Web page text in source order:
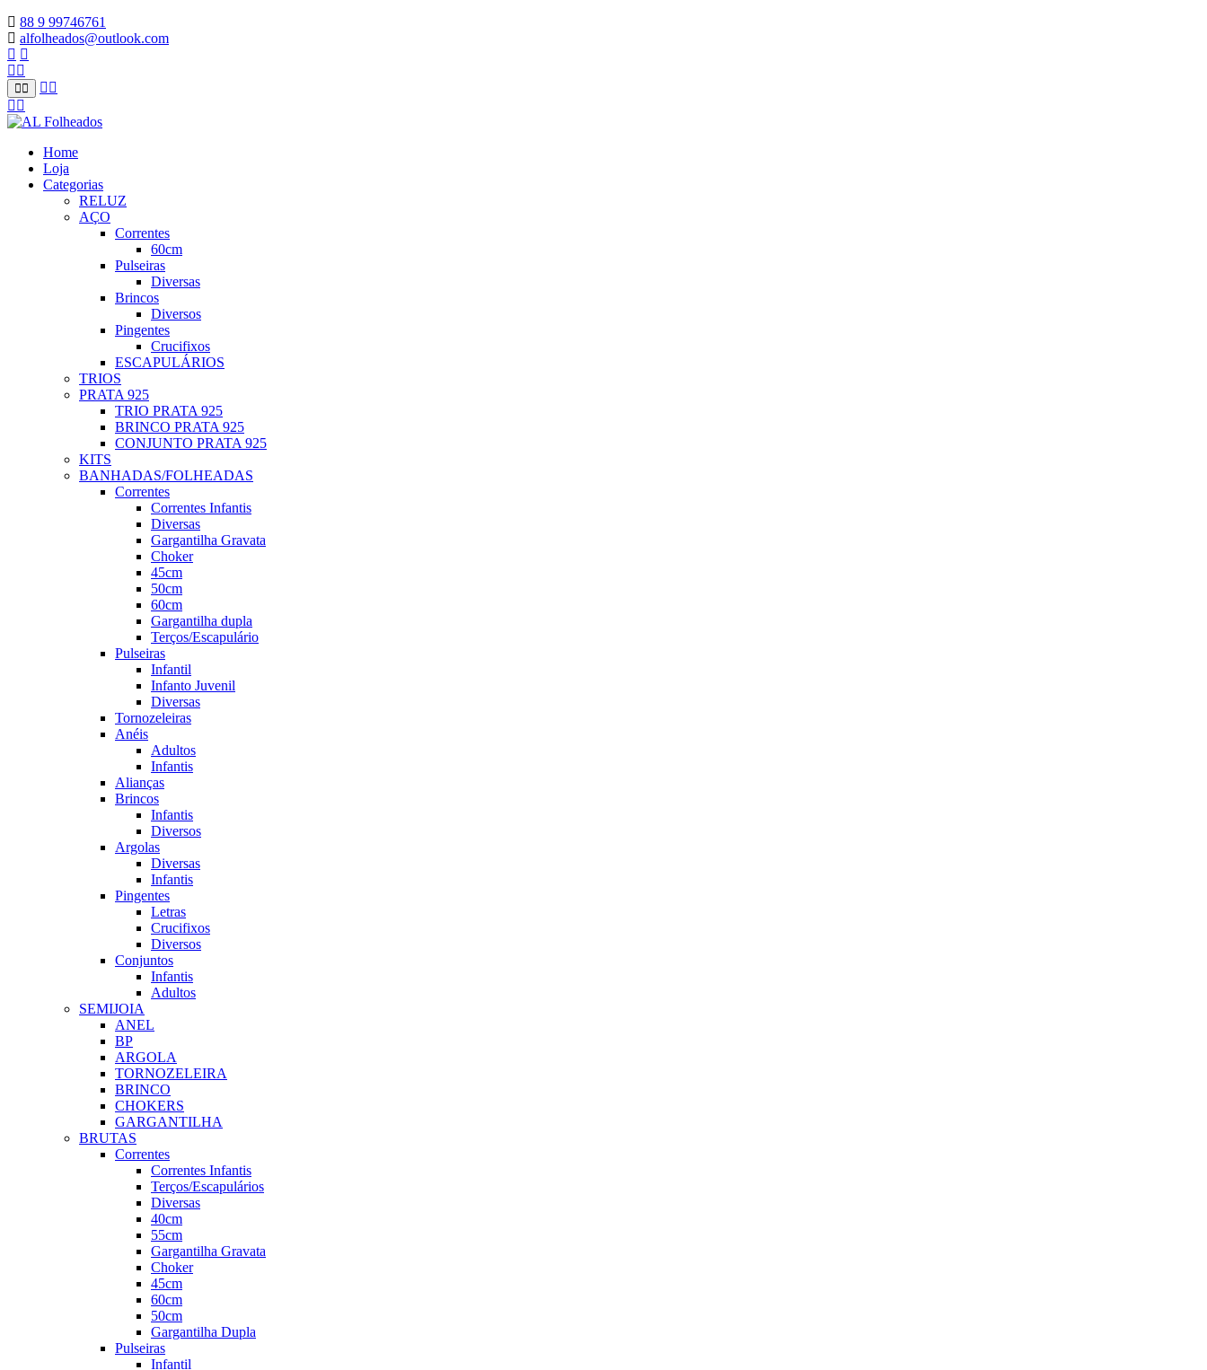
88 9 99746761
alfolheados@outlook.com
Home
Loja
Categorias
RELUZ
AÇO
Correntes
60cm
Pulseiras
Diversas
Brincos
Diversos
Pingentes
Crucifixos
ESCAPULÁRIOS
TRIOS
PRATA 925
TRIO PRATA 925
BRINCO PRATA 925
CONJUNTO PRATA 925
KITS
BANHADAS/FOLHEADAS
Correntes
Correntes Infantis
Diversas
Gargantilha Gravata
Choker
45cm
50cm
60cm
Gargantilha dupla
Terços/Escapulário
Pulseiras
Infantil
Infanto Juvenil
Diversas
Tornozeleiras
Anéis
Adultos
Infantis
Alianças
Brincos
Infantis
Diversos
Argolas
Diversas
Infantis
Pingentes
Letras
Crucifixos
Diversos
Conjuntos
Infantis
Adultos
SEMIJOIA
ANEL
BP
ARGOLA
TORNOZELEIRA
BRINCO
CHOKERS
GARGANTILHA
BRUTAS
Correntes
Correntes Infantis
Terços/Escapulários
Diversas
40cm
55cm
Gargantilha Gravata
Choker
45cm
60cm
50cm
Gargantilha Dupla
Pulseiras
Infantil